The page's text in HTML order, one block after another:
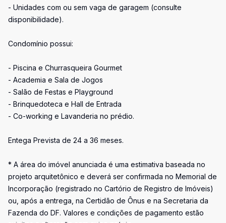
- Unidades com ou sem vaga de garagem (consulte
disponibilidade).
Condomínio possui:
- Piscina e Churrasqueira Gourmet
- Academia e Sala de Jogos
- Salão de Festas e Playground
- Brinquedoteca e Hall de Entrada
- Co-working e Lavanderia no prédio.
Entega Prevista de 24 a 36 meses.
* A área do imóvel anunciada é uma estimativa baseada no
projeto arquitetônico e deverá ser confirmada no Memorial de
Incorporação (registrado no Cartório de Registro de Imóveis)
ou, após a entrega, na Certidão de Ônus e na Secretaria da
Fazenda do DF. Valores e condições de pagamento estão